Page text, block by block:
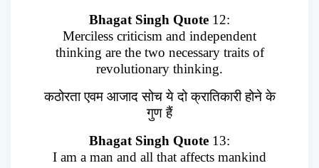
Bhagat Singh Quote 12:
Merciless criticism and independent
thinking are the two necessary traits of
revolutionary thinking.
कठोरता एवम आजाद सोच ये दो क्रातिकारी होने के
गुण हैं
Bhagat Singh Quote 13:
I am a man and all that affects mankind